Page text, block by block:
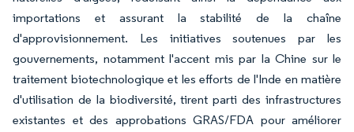
importations et assurant la stabilité de la chaîne
d'approvisionnement. Les initiatives soutenues par les
gouvernements, notamment l'accent mis par la Chine sur le
traitement biotechnologique et les efforts de l'Inde en matière
d'utilisation de la biodiversité, tirent parti des infrastructures
existantes et des approbations GRAS/FDA pour améliorer